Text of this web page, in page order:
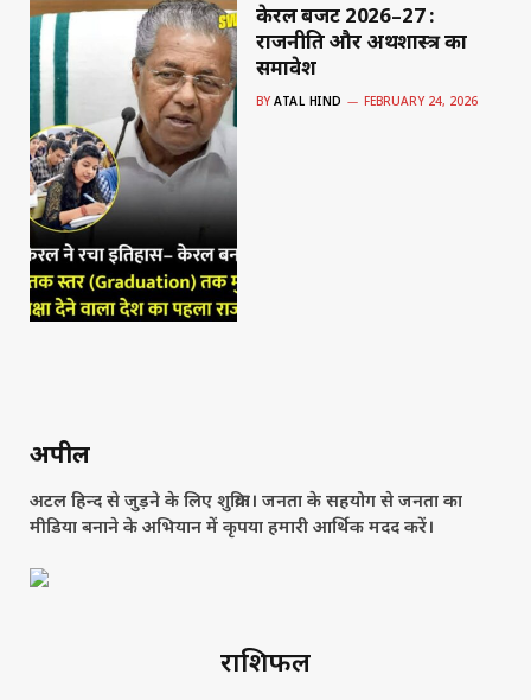
केरल बजट 2026–27 :
राजनीति और अर्थशास्त्र का
समावेश
BY ATAL HIND FEBRUARY 24, 2026
अपील
अटल हिन्द से जुड़ने के लिए शुक्रिया। जनता के सहयोग से जनता का
मीडिया बनाने के अभियान में कृपया हमारी आर्थिक मदद करें।
राशिफल